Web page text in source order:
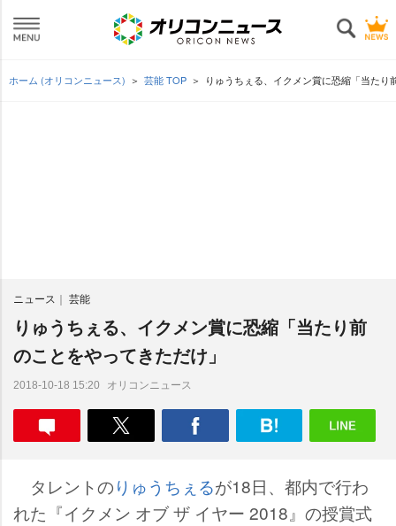
ホーム (オリコンニュース) 芸能 TOP りゅうちぇる、イクメン賞に恐縮「当たり
ニュース 芸能
りゅうちぇる、イクメン賞に恐縮「当たり前
のことをやってきただけ」
2018-10-18 15:20 オリコンニュース
タレントのりゅうちぇるが18日、都内で行わ
れた『イクメン オブ ザ イヤー 2018』の授賞式